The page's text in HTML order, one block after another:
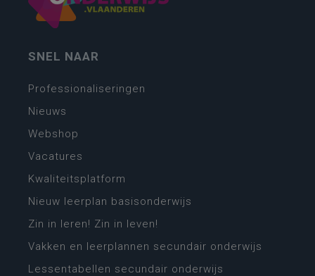
SNEL NAAR
Professionaliseringen
Nieuws
Webshop
Vacatures
Kwaliteitsplatform
Nieuw leerplan basisonderwijs
Zin in leren! Zin in leven!
Vakken en leerplannen secundair onderwijs
Lessentabellen secundair onderwijs